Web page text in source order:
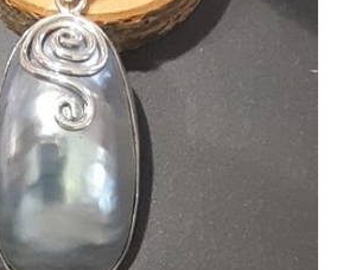
Dans mon panier
APERÇU RAPIDE